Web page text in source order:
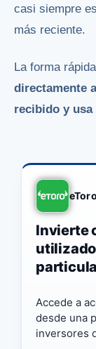
casi siempre
más reciente.
La forma
directamente
recibido y
eToro
Invierte
Accede a
desde una
inversores